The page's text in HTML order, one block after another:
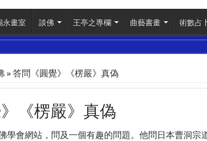
永畫室 談佛 王亭之專欄 曲藝書畫 術數占
» 答問《圓覺》《楞嚴》真偽
《楞嚴》真偽
學會網站，問及一個有趣的問題。他問日本曹洞宗